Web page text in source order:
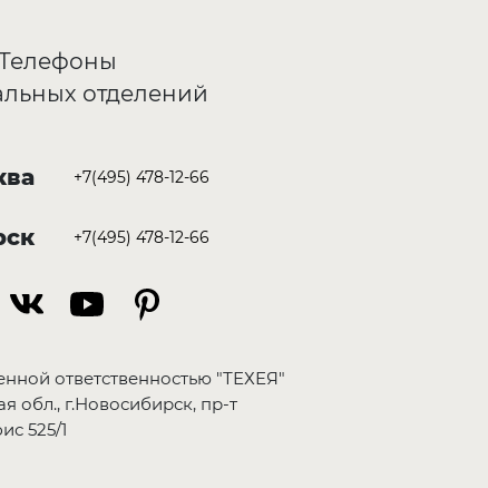
отделений
+7(495) 478-12-66
+7(495) 478-12-66
ответственностью "ТЕХЕЯ"
обл., г.Новосибирск, пр-т
525/1